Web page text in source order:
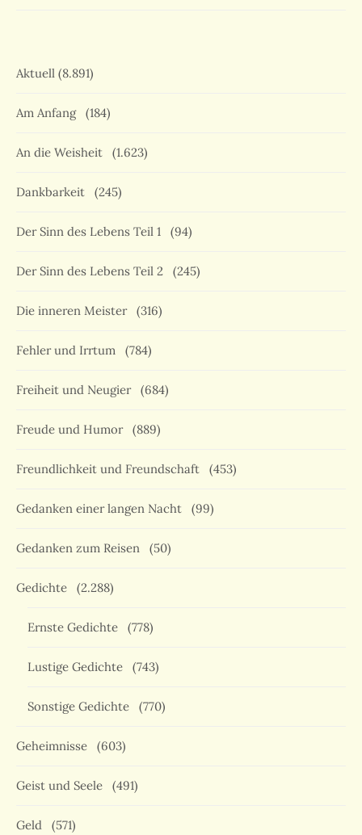
Aktuell (8.891)
Am Anfang (184)
An die Weisheit (1.623)
Dankbarkeit (245)
Der Sinn des Lebens Teil 1 (94)
Der Sinn des Lebens Teil 2 (245)
Die inneren Meister (316)
Fehler und Irrtum (784)
Freiheit und Neugier (684)
Freude und Humor (889)
Freundlichkeit und Freundschaft (453)
Gedanken einer langen Nacht (99)
Gedanken zum Reisen (50)
Gedichte (2.288)
Ernste Gedichte (778)
Lustige Gedichte (743)
Sonstige Gedichte (770)
Geheimnisse (603)
Geist und Seele (491)
Geld (571)